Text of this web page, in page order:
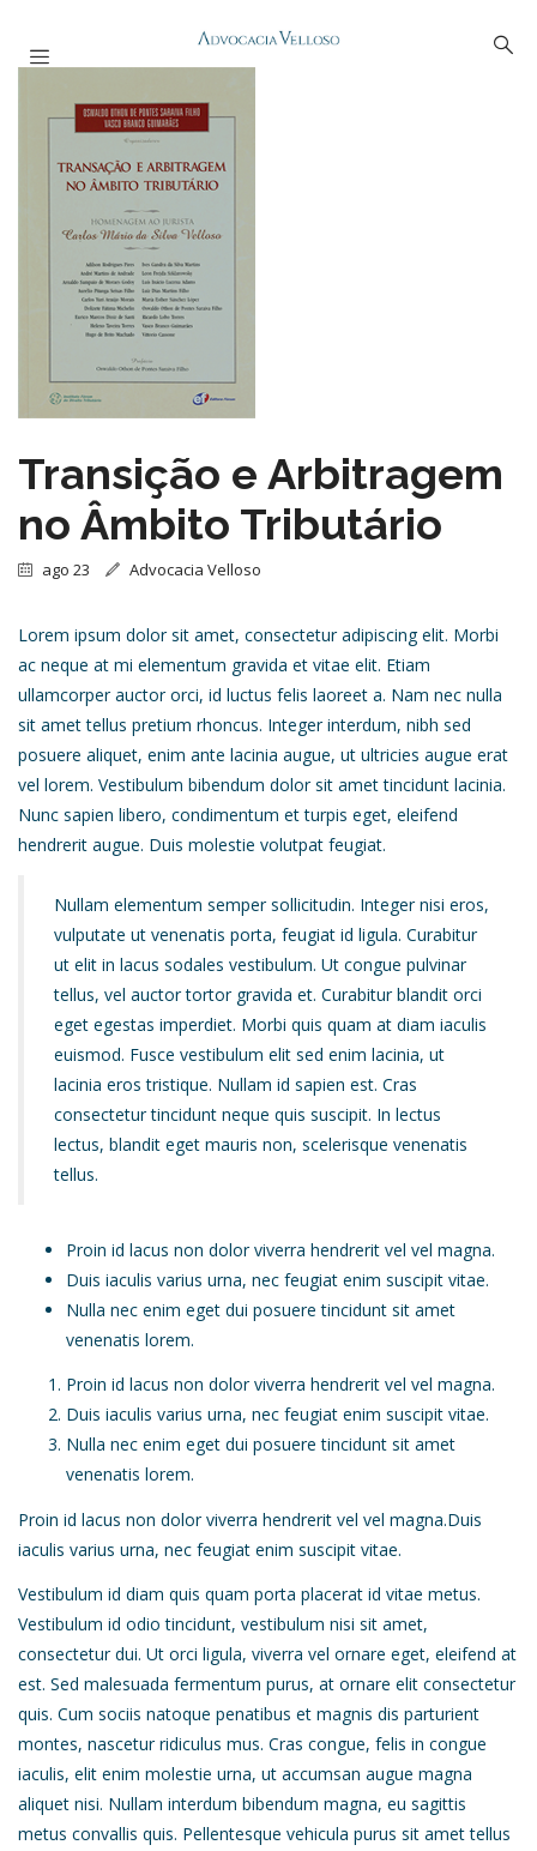
Transição e Arbitragem
no Âmbito Tributário
ago 23 Advocacia Velloso
Lorem ipsum dolor sit amet, consectetur adipiscing elit. Morbi
ac neque at mi elementum gravida et vitae elit. Etiam
ullamcorper auctor orci, id luctus felis laoreet a. Nam nec nulla
sit amet tellus pretium rhoncus. Integer interdum, nibh sed
posuere aliquet, enim ante lacinia augue, ut ultricies augue erat
vel lorem. Vestibulum bibendum dolor sit amet tincidunt lacinia.
Nunc sapien libero, condimentum et turpis eget, eleifend
hendrerit augue. Duis molestie volutpat feugiat.
Nullam elementum semper sollicitudin. Integer nisi eros,
vulputate ut venenatis porta, feugiat id ligula. Curabitur
ut elit in lacus sodales vestibulum. Ut congue pulvinar
tellus, vel auctor tortor gravida et. Curabitur blandit orci
eget egestas imperdiet. Morbi quis quam at diam iaculis
euismod. Fusce vestibulum elit sed enim lacinia, ut
lacinia eros tristique. Nullam id sapien est. Cras
consectetur tincidunt neque quis suscipit. In lectus
lectus, blandit eget mauris non, scelerisque venenatis
tellus.
Proin id lacus non dolor viverra hendrerit vel vel magna.
Duis iaculis varius urna, nec feugiat enim suscipit vitae.
Nulla nec enim eget dui posuere tincidunt sit amet
venenatis lorem.
Proin id lacus non dolor viverra hendrerit vel vel magna.
Duis iaculis varius urna, nec feugiat enim suscipit vitae.
Nulla nec enim eget dui posuere tincidunt sit amet
venenatis lorem.
Proin id lacus non dolor viverra hendrerit vel vel magna.Duis
iaculis varius urna, nec feugiat enim suscipit vitae.
Vestibulum id diam quis quam porta placerat id vitae metus.
Vestibulum id odio tincidunt, vestibulum nisi sit amet,
consectetur dui. Ut orci ligula, viverra vel ornare eget, eleifend at
est. Sed malesuada fermentum purus, at ornare elit consectetur
quis. Cum sociis natoque penatibus et magnis dis parturient
montes, nascetur ridiculus mus. Cras congue, felis in congue
iaculis, elit enim molestie urna, ut accumsan augue magna
aliquet nisi. Nullam interdum bibendum magna, eu sagittis
metus convallis quis. Pellentesque vehicula purus sit amet tellus